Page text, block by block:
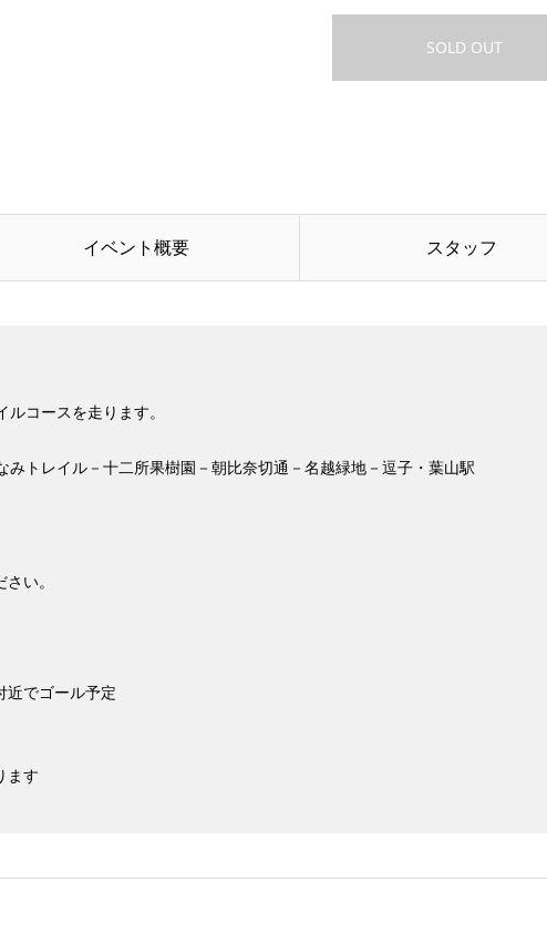
SOLD OUT
イベント概要 スタッフ
コースを走ります。
トレイル－十二所果樹園－朝比奈切通－名越緑地－逗子・葉山駅
い。
でゴール予定
ます